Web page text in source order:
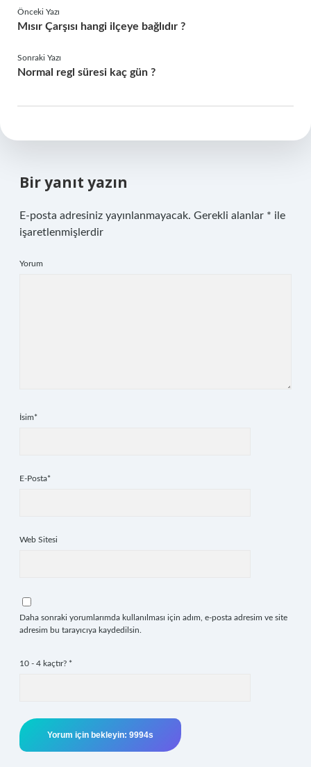
Önceki Yazı
Mısır Çarşısı hangi ilçeye bağlıdır ?
Sonraki Yazı
Normal regl süresi kaç gün ?
Bir yanıt yazın
E-posta adresiniz yayınlanmayacak. Gerekli alanlar * ile
işaretlenmişlerdir
Yorum
İsim*
E-Posta*
Web Sitesi
Daha sonraki yorumlarımda kullanılması için adım, e-posta adresim ve site
adresim bu tarayıcıya kaydedilsin.
10 - 4 kaçtır? *